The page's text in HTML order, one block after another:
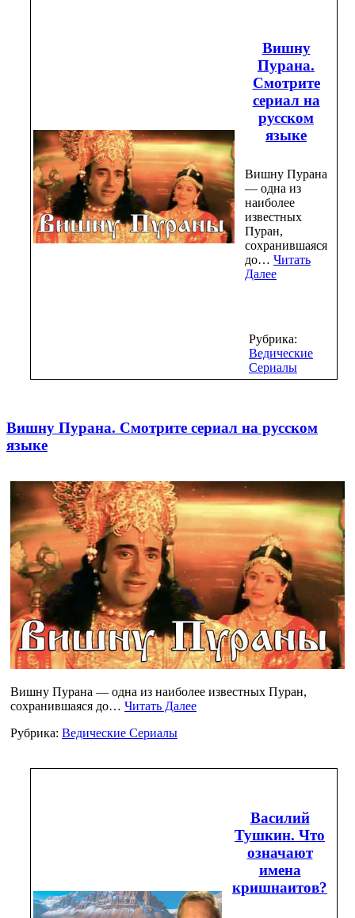
Вишну
Пурана.
Смотрите
сериал на
русском
языке
Вишну Пурана
— одна из
наиболее
известных
Пуран,
сохранившаяся
до… Читать
Далее
Рубрика:
Ведические
Сериалы
Вишну Пурана. Смотрите сериал на русском
языке
Вишну Пурана — одна из наиболее известных Пуран,
сохранившаяся до… Читать Далее
Рубрика: Ведические Сериалы
Василий
Тушкин. Что
означают
имена
кришнаитов?